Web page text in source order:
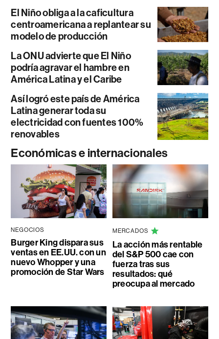
El Niño obliga a la caficultura
centroamericana a replantear su
modelo de producción
La ONU advierte que El Niño
podría agravar el hambre en
América Latina y el Caribe
Así logró este país de América
Latina generar toda su
electricidad con fuentes 100%
renovables
Económicas e internacionales
NEGOCIOS
Burger King dispara sus
ventas en EE.UU. con un
nuevo Whopper y una
promoción de Star Wars
MERCADOS
La acción más rentable
del S&P 500 cae con
fuerza tras sus
resultados: qué
preocupa al mercado